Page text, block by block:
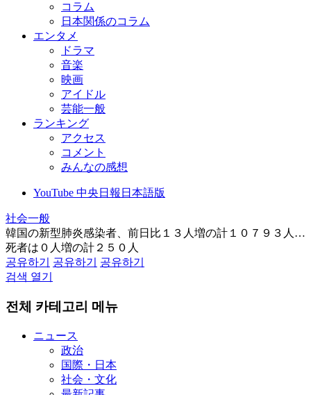
コラム
日本関係のコラム
エンタメ
ドラマ
音楽
映画
アイドル
芸能一般
ランキング
アクセス
コメント
みんなの感想
YouTube 中央日報日本語版
社会一般
韓国の新型肺炎感染者、前日比１３人増の計１０７９３人…
死者は０人増の計２５０人
공유하기
공유하기
공유하기
검색 열기
전체 카테고리 메뉴
ニュース
政治
国際・日本
社会・文化